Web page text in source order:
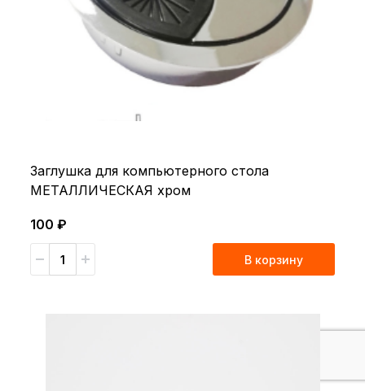
Заглушка для компьютерного стола
МЕТАЛЛИЧЕСКАЯ хром
100 ₽
В корзину